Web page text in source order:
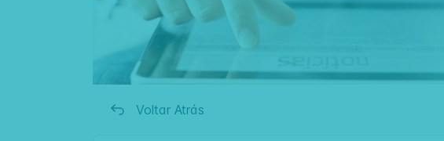
Voltar Atrás